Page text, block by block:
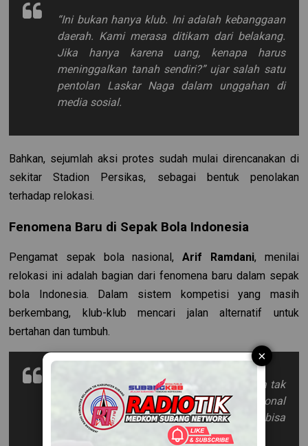
“Ini bukan hanya klub. Ini adalah kebanggaan
daerah. Kami merasa ditikam dari belakang.
Jika hanya karena uang, kenapa harus
meninggalkan tanah sendiri?”ujar salah satu
pentolan Laskar Naga dalam unggahan di
media sosial.
Bahkan, sejumlah aksi protes sudah mulai direncanakan di
sekitar Stadion Persikas, sebagai bentuk penolakan
terhadap relokasi.
Fenomena Baru di Sepak Bola Indonesia
Pengamat sepak bola nasional,Arif Ramdani, menilai
relokasi ini adalah bagian dari fenomena baru dalam sepak
bola Indonesia. Dalam sistem kompetisi yang masih
berkembang, klub-klub mencari jalan alternatif untuk
bertahan dan tumbuh.
“Relokasi adalah pilihan ekstrem. Tapi jika tak
diimbangi dengan pengelolaan profesional
dan loyalitas kepada suporter, klub bisa
kehilangan jiwanya,”
ungkap Arif.
×